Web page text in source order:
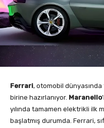
Ferrari, otomobil
birine hazırlanıyor. Maranello
yılında tamamen elektrikli ilk
başlatmış durumda. Ferrari,